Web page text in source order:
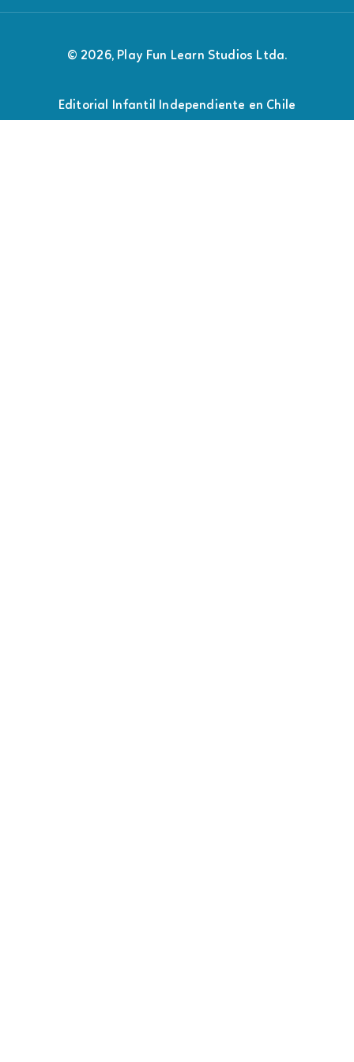
© 2026, Play Fun Learn Studios Ltda.
Editorial Infantil Independiente en Chile